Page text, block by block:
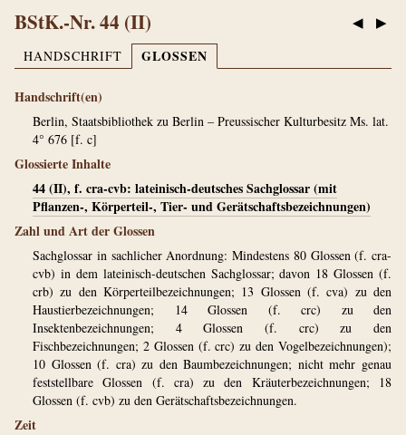
◀ ▶
BStK.-Nr. 44 (II)
HANDSCHRIFT GLOSSEN
Handschrift(en)
Berlin, Staatsbibliothek zu Berlin – Preussischer Kulturbesitz Ms. lat.
4° 676 [f. c]
Glossierte Inhalte
44 (II), f. cra-cvb: lateinisch-deutsches Sachglossar (mit
Pflanzen-, Körperteil-, Tier- und Gerätschaftsbezeichnungen)
Zahl und Art der Glossen
Sachglossar in sachlicher Anordnung: Mindestens 80 Glossen (f. cra-
cvb) in dem lateinisch-deutschen Sachglossar; davon 18 Glossen (f.
crb) zu den Körperteilbezeichnungen; 13 Glossen (f. cva) zu den
Haustierbezeichnungen; 14 Glossen (f. crc) zu den
Insektenbezeichnungen; 4 Glossen (f. crc) zu den
Fischbezeichnungen; 2 Glossen (f. crc) zu den Vogelbezeichnungen);
10 Glossen (f. cra) zu den Baumbezeichnungen; nicht mehr genau
feststellbare Glossen (f. cra) zu den Kräuterbezeichnungen; 18
Glossen (f. cvb) zu den Gerätschaftsbezeichnungen.
Zeit